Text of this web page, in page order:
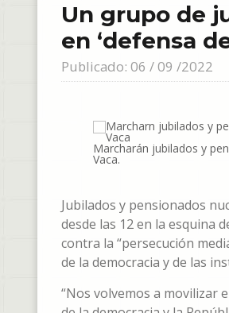
Un grupo de
en ‘defensa
Publicado: 06 / 09 /2022
Marcharán jubilados y
Vaca.
Jubilados y pensionados
desde las 12 en la esquina
contra la “persecución
de la democracia y de las
“Nos volvemos a movilizar